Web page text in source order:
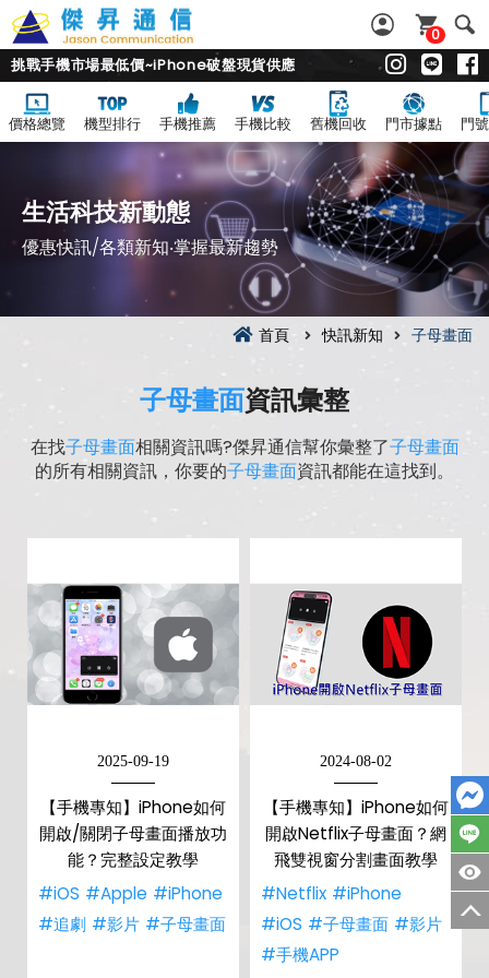
0
挑戰手機市場最低價~iPhone破盤現貨供應
價格總覽 機型排行 手機推薦 手機比較 舊機回收 門市據點 門
生活科技新動態
優惠快訊/各類新知‧掌握最新趨勢
首頁 快訊新知 子母畫面
子母畫面資訊彙整
在找子母畫面相關資訊嗎?傑昇通信幫你彙整了子母畫面
的所有相關資訊，你要的子母畫面資訊都能在這找到。
2025-09-19
【手機專知】iPhone如何
開啟/關閉子母畫面播放功
能？完整設定教學
#iOS #Apple #iPhone
#追劇 #影片 #子母畫面
2024-08-02
【手機專知】iPhone如何
開啟Netflix子母畫面？網
飛雙視窗分割畫面教學
#Netflix #iPhone
#iOS #子母畫面 #影片
#手機APP